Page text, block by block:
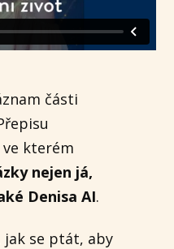
části
kterém
nejen já,
Denisa AI.
se ptát, aby